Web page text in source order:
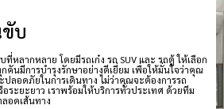
บ
หลากหลาย โดยมีรถเก๋ง รถ SUV และ รถตู้ ให้เลือก
คันมีการบำรุงรักษาอย่างดีเยี่ยม เพื่อให้มั่นใจว่าคุณ
ลอดภัยในการเดินทาง ไม่ว่าคุณจะต้องการรถ
ระยะยาว เราพร้อมให้บริการทั่วประเทศ ด้วยทีม
อดเส้นทาง